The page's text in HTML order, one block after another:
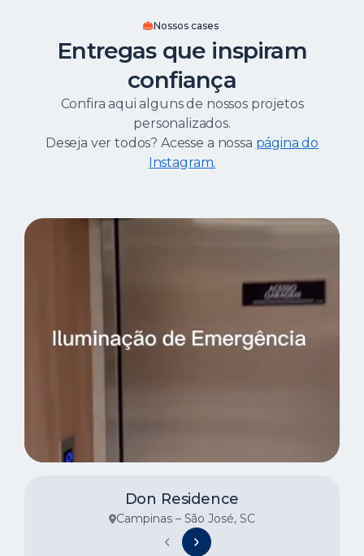
Nossos cases
Entregas que inspiram
confiança
Confira aqui alguns de nossos projetos
personalizados.
Deseja ver todos? Acesse a nossa página do
Instagram.
Don Residence
Campinas – São José, SC